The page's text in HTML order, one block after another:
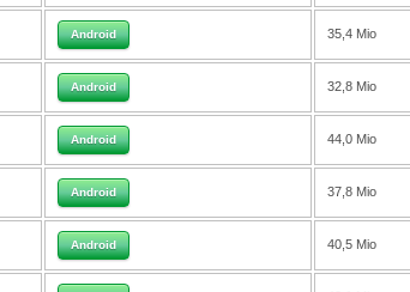
Android 35,4 Mio
Android 32,8 Mio
Android 44,0 Mio
Android 37,8 Mio
Android 40,5 Mio